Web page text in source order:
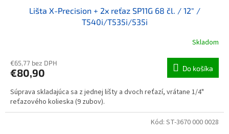
Lišta X-Precision + 2x reťaz SP11G 68 čl. / 12" /
T540i/T535i/535i
Skladom
€65,77 bez DPH
€80,90 Do košíka
Súprava skladajúca sa z jednej lišty a dvoch reťazí, vrátane 1/4"
reťazového kolieska (9 zubov).
Kód: ST-3670 000 0028